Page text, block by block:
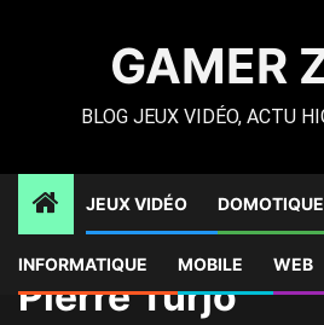
GAMER
BLOG JEUX VIDÉO, ACTU
JEUX VIDÉO DOMOTIQUE
INFORMATIQUE MOBILE WEB
Pierre Turjo